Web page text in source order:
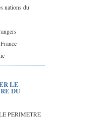
nations du
LE
DU
PERIMETRE